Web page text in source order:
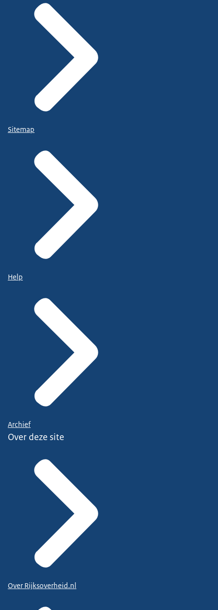
Sitemap
Help
Archief
Over deze site
Over Rijksoverheid.nl